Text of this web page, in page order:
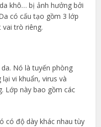
khô… bị ảnh hưởng bởi
có cấu tạo gồm 3 lớp
trò riêng.
Nó là tuyến phòng
vi khuẩn, virus và
Lớp này bao gồm các
có độ dày khác nhau tùy